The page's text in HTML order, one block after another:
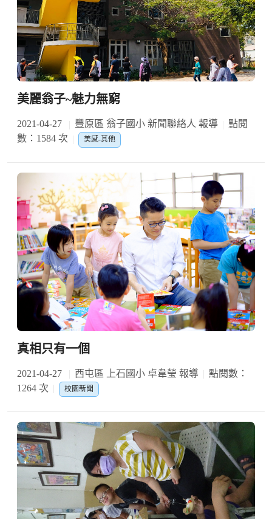
美麗翁子~魅力無窮
2021-04-27 豐原區 翁子國小 新聞聯絡人 報導
點閱
數：1584 次
美感-其他
真相只有一個
2021-04-27 西屯區 上石國小 卓韋瑩 報導
點閱數：
1264 次
校園新聞